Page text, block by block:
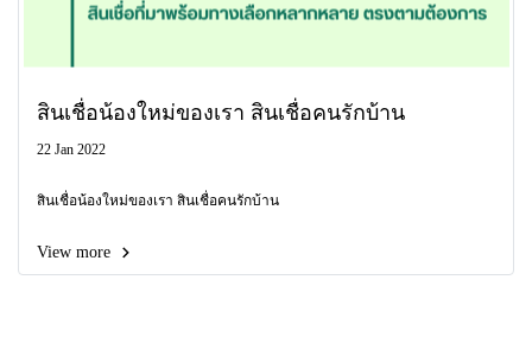
สินเชื่อน้องใหม่ของเรา สินเชื่อคนรักบ้าน
22 Jan 2022
สินเชื่อน้องใหม่ของเรา สินเชื่อคนรักบ้าน
View more